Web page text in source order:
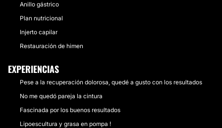
Anillo gástrico
Plan nutricional
Injerto capilar
Restauración de himen
EXPERIENCIAS
Pese a la recuperación dolorosa, quedé a gusto con los resultados
No me quedó pareja la cintura
Fascinada por los buenos resultados
Lipoescultura y grasa en pompa !